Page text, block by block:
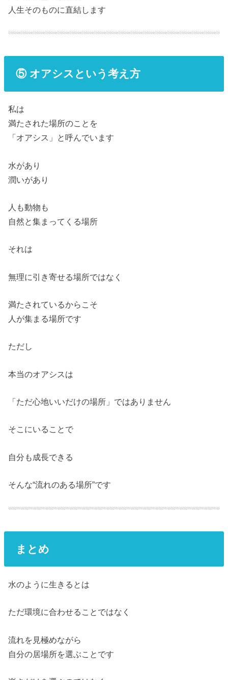
人生そのものに直結します
⑤ オアシスという考え方
私は
満たされた場所のことを
「オアシス」と呼んでいます
水があり
潤いがあり
人も動物も
自然と集まってくる場所
それは
無理に引き寄せる場所ではなく
満たされているからこそ
人が集まる場所です
ただし
本当のオアシスは
「ただ心地いいだけの場所」ではありません
そこにいることで
自分も成長できる
そんな“流れのある場所”です
まとめ
水のように生きるとは
ただ環境に合わせることではなく
流れを見極めながら
自分の居場所を選ぶことです